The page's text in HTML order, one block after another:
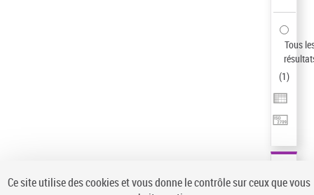
Tous
(1)
Ce site utilise des cookies et vous donne le contrôle sur ceux que vous